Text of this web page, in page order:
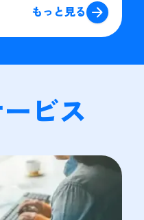
もっと見る
ビス